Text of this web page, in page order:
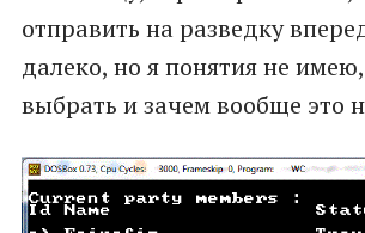
отправить на разведку
далеко, но я понятия не
выбрать и зачем вообще это